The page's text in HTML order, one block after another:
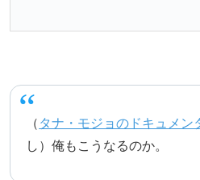
（ タナ・モジョのドキュメン
し）俺もこうなるのか。